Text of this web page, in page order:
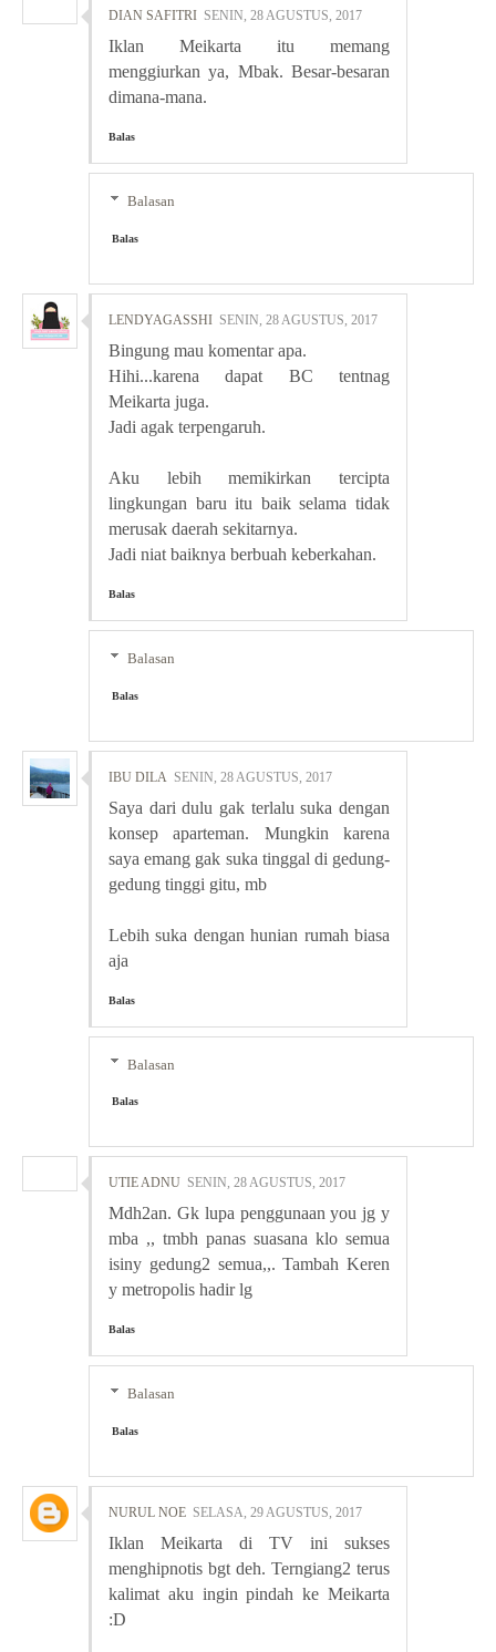
DIAN SAFITRI SENIN, 28 AGUSTUS, 2017
Iklan Meikarta itu memang
menggiurkan ya, Mbak. Besar-besaran
dimana-mana.
Balas
Balasan
Balas
LENDYAGASSHI SENIN, 28 AGUSTUS, 2017
Bingung mau komentar apa.
Hihi...karena dapat BC tentnag
Meikarta juga.
Jadi agak terpengaruh.
Aku lebih memikirkan tercipta
lingkungan baru itu baik selama tidak
merusak daerah sekitarnya.
Jadi niat baiknya berbuah keberkahan.
Balas
Balasan
Balas
IBU DILA SENIN, 28 AGUSTUS, 2017
Saya dari dulu gak terlalu suka dengan
konsep aparteman. Mungkin karena
saya emang gak suka tinggal di gedung-
gedung tinggi gitu, mb
Lebih suka dengan hunian rumah biasa
aja
Balas
Balasan
Balas
UTIE ADNU SENIN, 28 AGUSTUS, 2017
Mdh2an. Gk lupa penggunaan you jg y
mba ,, tmbh panas suasana klo semua
isiny gedung2 semua,,. Tambah Keren
y metropolis hadir lg
Balas
Balasan
Balas
NURUL NOE SELASA, 29 AGUSTUS, 2017
Iklan Meikarta di TV ini sukses
menghipnotis bgt deh. Terngiang2 terus
kalimat aku ingin pindah ke Meikarta
:D